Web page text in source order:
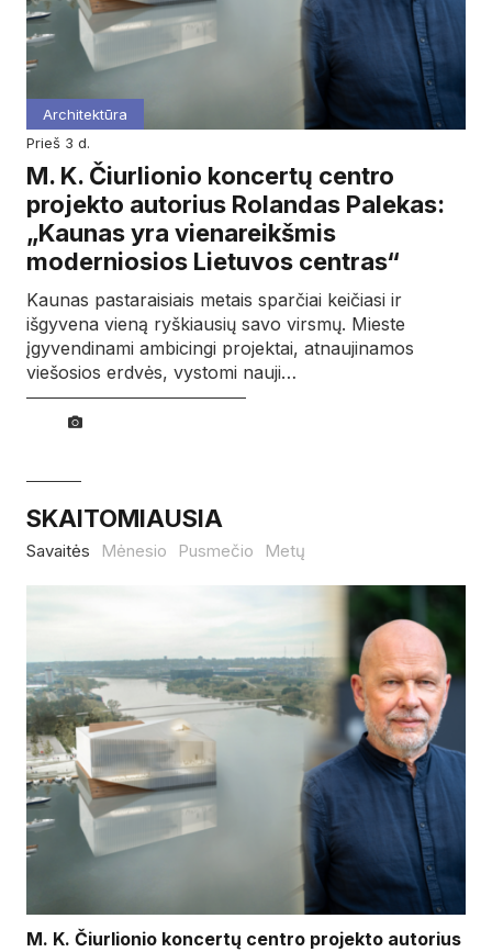
Architektūra
prieš 3 d.
M. K. Čiurlionio koncertų centro
projekto autorius Rolandas Palekas:
„Kaunas yra vienareikšmis
moderniosios Lietuvos centras“
Kaunas pastaraisiais metais sparčiai keičiasi ir
išgyvena vieną ryškiausių savo virsmų. Mieste
įgyvendinami ambicingi projektai, atnaujinamos
viešosios erdvės, vystomi nauji…
SKAITOMIAUSIA
Savaitės Mėnesio Pusmečio Metų
M. K. Čiurlionio koncertų centro projekto autorius